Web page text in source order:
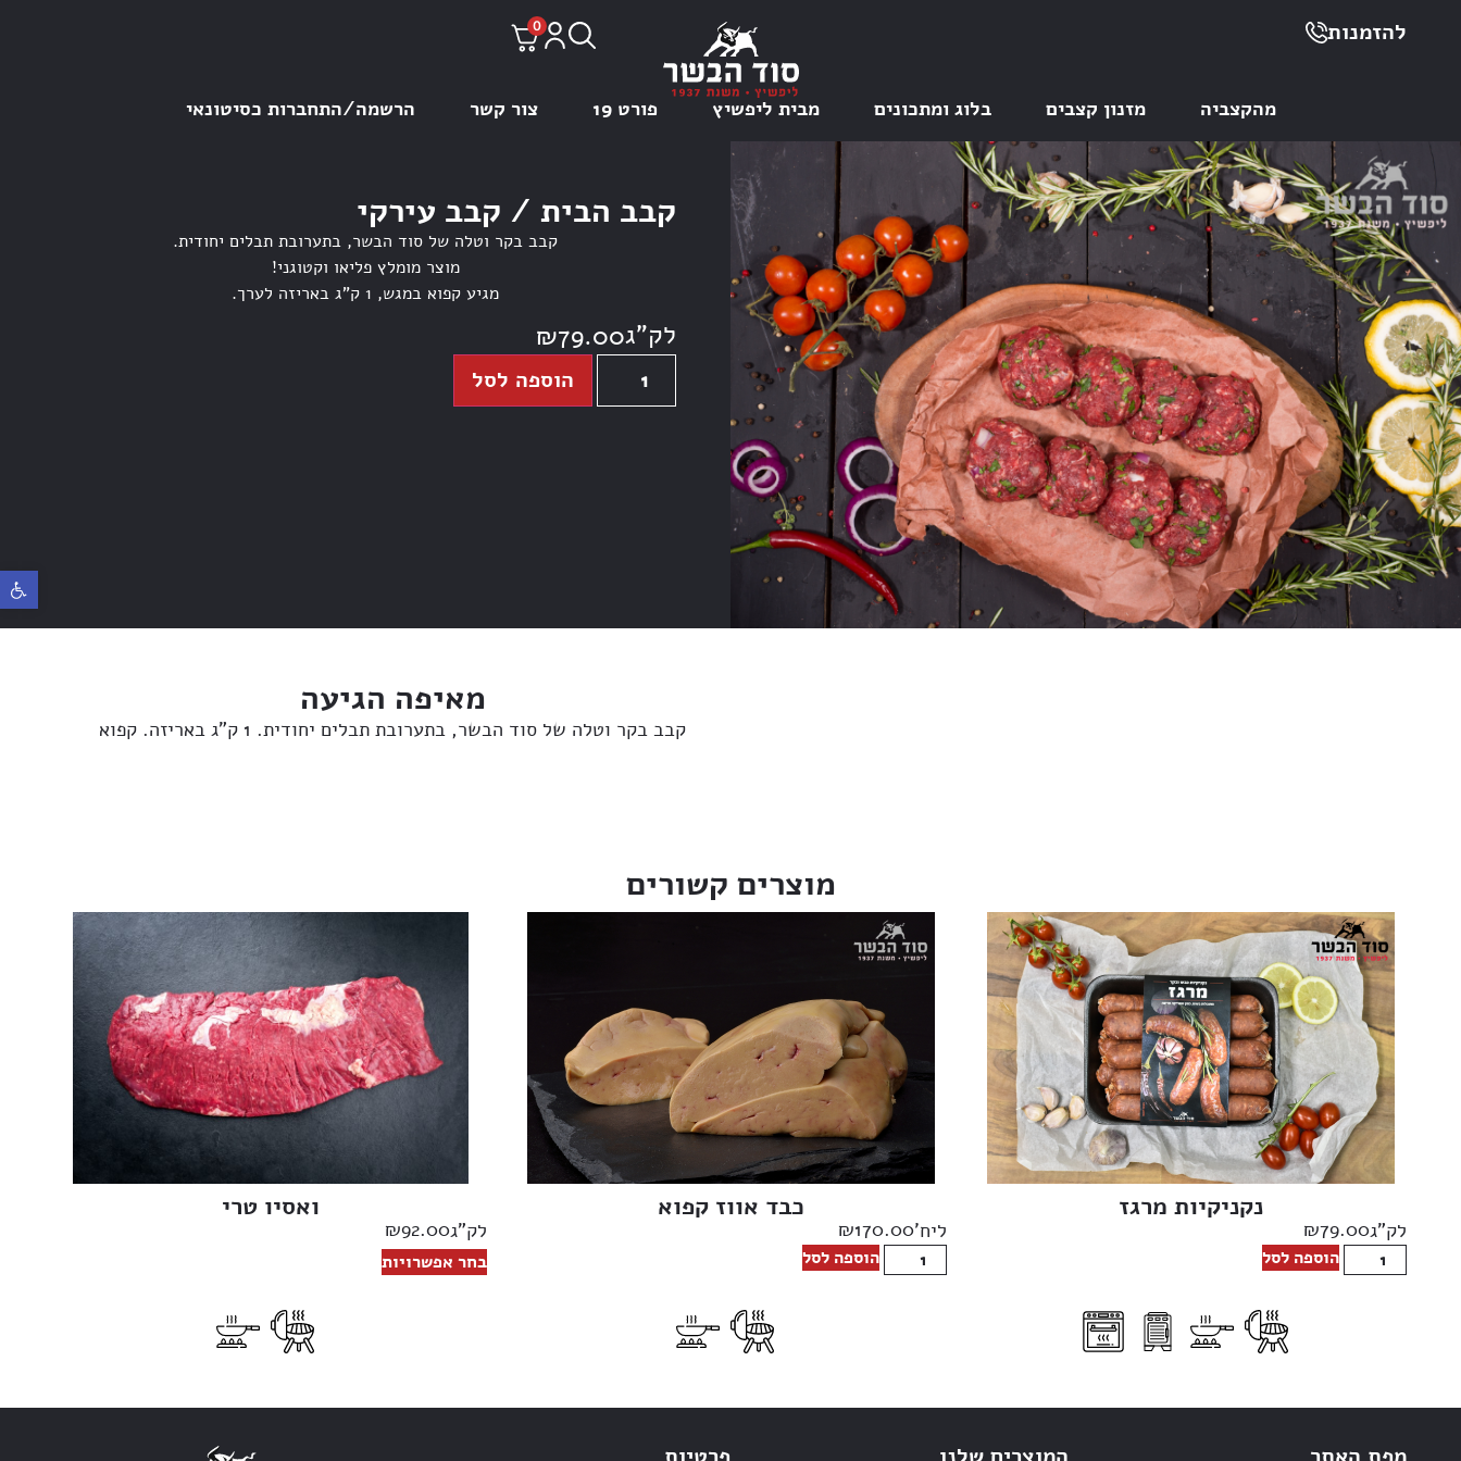
פתח
להזמנות 0
מהקצביה מזנון קצבים בלוג ומתכונים מבית ליפשיץ פורט 19 צור קשר הרשמה/התחברות כסיטונאי
קבב הבית / קבב עירקי
קבב בקר וטלה של סוד הבשר, בתערובת תבלים יחודית.
מוצר מומלץ פליאו וקטוגני!
מגיע קפוא במגש, 1 ק”ג באריזה לערך.
לק"ג ₪79.00
הוספה לסל
מאיפה הגיעה
קבב בקר וטלה של סוד הבשר, בתערובת תבלים יחודית. 1 ק”ג באריזה. קפוא
מוצרים קשורים
נקניקיות מרגז
לק"ג ₪79.00
הוספה לסל
כבד אווז קפוא
ליח' ₪170.00
הוספה לסל
ואסיו טרי
לק"ג ₪92.00
בחר אפשרויות